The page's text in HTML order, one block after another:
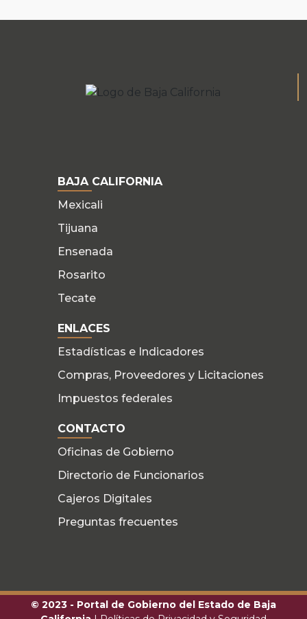
BAJA CALIFORNIA
Mexicali
Tijuana
Ensenada
Rosarito
Tecate
ENLACES
Estadísticas e Indicadores
Compras, Proveedores y Licitaciones
Impuestos federales
CONTACTO
Oficinas de Gobierno
Directorio de Funcionarios
Cajeros Digitales
Preguntas frecuentes
© 2023 - Portal de Gobierno del Estado de Baja